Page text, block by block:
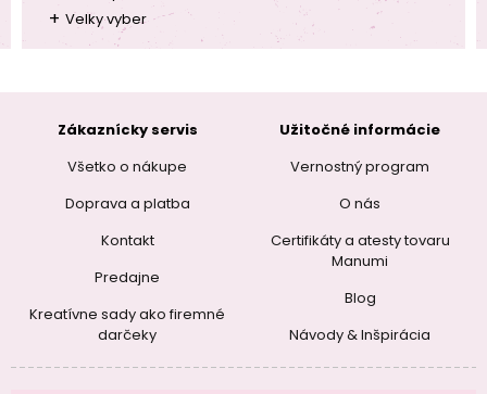
+ Velky vyber
Zákaznícky servis
Všetko o nákupe
Doprava a platba
Kontakt
Predajne
Kreatívne sady ako firemné
darčeky
Užitočné informácie
Vernostný program
O nás
Certifikáty a atesty tovaru
Manumi
Blog
Návody & Inšpirácia